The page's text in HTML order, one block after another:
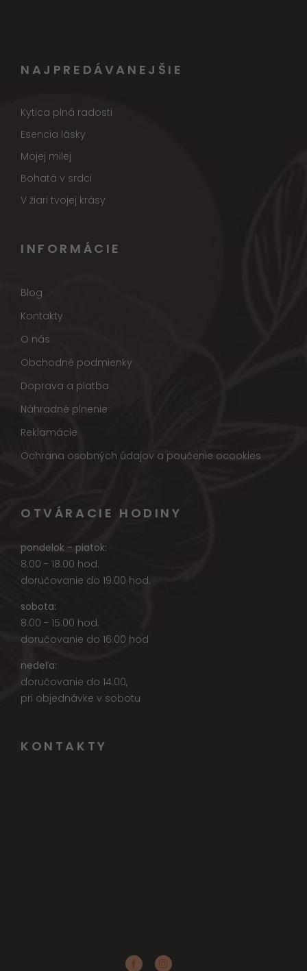
NAJPREDÁVANEJŠIE
Kytica plná radosti
Esencia lásky
Mojej milej
Bohatá v srdci
V žiari tvojej krásy
INFORMÁCIE
Blog
Kontakty
O nás
Obchodné podmienky
Doprava a platba
Náhradné plnenie
Reklamácie
Ochrana osobných údajov a poučenie ocookies
OTVÁRACIE HODINY
pondelok - piatok:
8.00 - 18.00 hod.
doručovanie do 19.00 hod.
sobota:
8.00 - 15.00 hod.
doručovanie do 16.00 hod
nedeľa:
doručovanie do 14.00,
pri objednávke v sobotu
KONTAKTY